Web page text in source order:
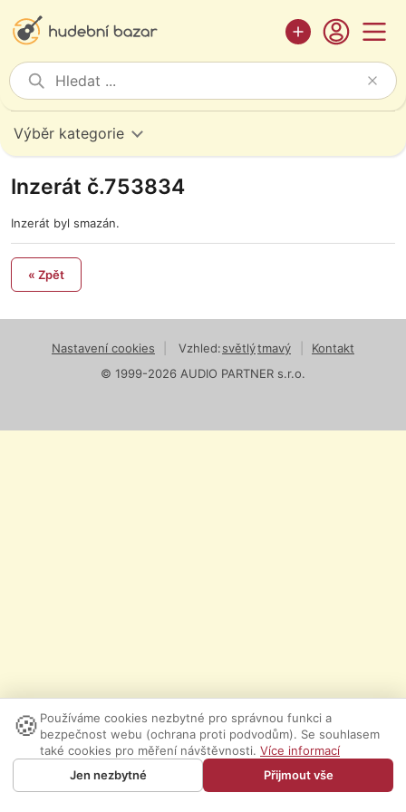
Výběr kategorie
Inzerát č.753834
Inzerát byl smazán.
« Zpět
Nastavení cookies Vzhled:světlýtmavý
Kontakt
© 1999-2026 AUDIO PARTNER s.r.o.
🍪 Používáme cookies nezbytné pro správnou funkci a
bezpečnost webu (ochrana proti podvodům). Se souhlasem
také cookies pro měření návštěvnosti. Více informací
Jen nezbytné
Přijmout vše